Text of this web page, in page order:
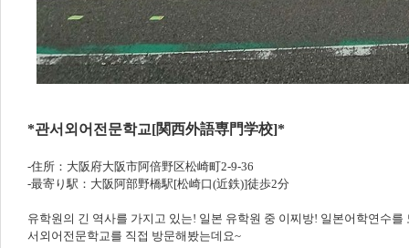
*관서외어전문학교[関西外語専門学校]*
-住所：大阪府大阪市阿倍野区松崎町2-9-36
-最寄り駅：大阪阿部野橋駅[松崎口(近鉄)]徒歩2分
유학원의 긴 역사를 가지고 있는! 일본 유학원 중 이찌방! 일본어학연수
서외어전문학교를 직접 방문해봤는데요~